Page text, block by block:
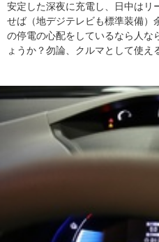
安定した深夜に充電し、日中はリ
せば（地デジテレビも標準装備）
の停電の心配をしているなら人な
ょうか？勿論、クルマとして使え